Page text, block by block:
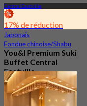
Central Eastville
17% de réduction
Japonais
Fondue chinoise/Shabu
You&I Premium Suki
Buffet Central
Eastville
4.7
2.5K Réservé
De
฿ 498